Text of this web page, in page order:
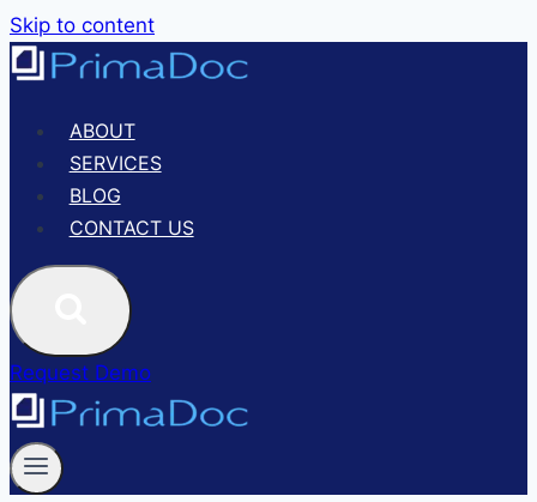
Skip to content
ABOUT
SERVICES
BLOG
CONTACT US
Request Demo